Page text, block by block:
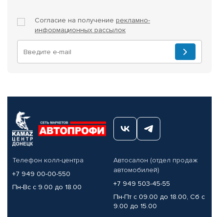
Согласие на получение рекламно-
информационных рассылок
Телефон колл-центра
+7 949 00-00-550
Пн-Вс с 9.00 до 18.00
Автосалон (отдел продаж
автомобилей)
+7 949 503-45-55
Пн-Пт с 09.00 до 18.00, Сб с
9.00 до 15.00